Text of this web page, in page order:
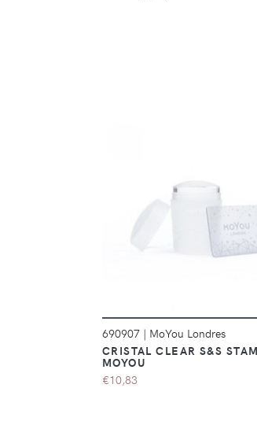
DÉTAILS
690907 | MoYou Londres
CRISTAL CLEAR S&S
MOYOU
€10,83